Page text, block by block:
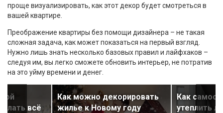
проще визуализировать, как этот декор будет смотреться в
вашей квартире.
Преображение квартиры без помощи дизайнера – не такая
сложная задача, как может показаться на первый взгляд.
Нужно лишь знать несколько базовых правил и лайфхаков –
следуя им, вы легко сможете обновить интерьер, не потратив
на это уйму времени и денег.
всё
Как можно декорировать
жилье к Новому году
Как
утеплить